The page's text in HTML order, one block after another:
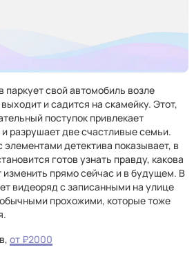
свой автомобиль возле
и садится на скамейку. Этот,
поступок привлекает
разрушает две счастливые семьи.
детектива показывает, в
готов узнать правду, какова
изменить прямо сейчас и в будущем. В
видеоряд с записанными на улице
прохожими, которые тоже
от ₽2000